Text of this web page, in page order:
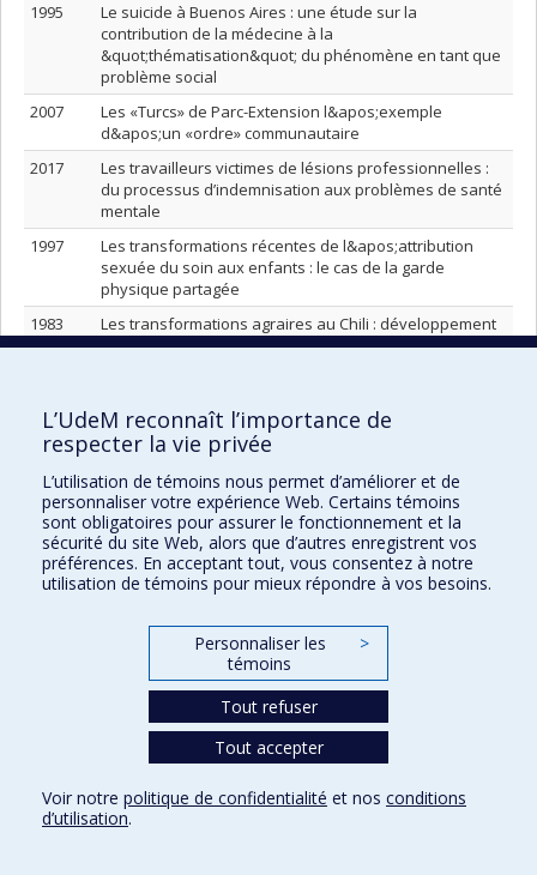
1995
Le suicide à Buenos Aires : une étude sur la
contribution de la médecine à la
&quot;thématisation&quot; du phénomène en tant que
problème social
2007
Les «Turcs» de Parc-Extension l&apos;exemple
d&apos;un «ordre» communautaire
2017
Les travailleurs victimes de lésions professionnelles :
du processus d’indemnisation aux problèmes de santé
mentale
1997
Les transformations récentes de l&apos;attribution
sexuée du soin aux enfants : le cas de la garde
physique partagée
1983
Les transformations agraires au Chili : développement
capitaliste ou marginalisation
discussion
2004
Les sondages électoraux français de 2002 : influence
de la méthodologie sur la qualité des estimations
2011
Les solidarités familiales à l’épreuve de la migration :
enquête auprès de couples de Marocains à Montréal
2025
Les secrétaires médicales travaillant dans les cliniques
médicales québécoises : « Jongler » entre les patients et
Les sages-femmes en France : analyse sociologique
d&apos;un profession médicale à compétence limitée
Les représentations sociales et les imaginaires sociaux
de la nouvelle génétique humaine tels que perçus à
travers les différents niveaux de la vulgarisation
scientifique écrite
2008
Les représentations sociales du politique: une analyse
sémantique de l&apos;idéologie nationale fédéraliste
L’UdeM reconnaît l’importance de
respecter la vie privée
L’utilisation de témoins nous permet d’améliorer et de
personnaliser votre expérience Web. Certains témoins
sont obligatoires pour assurer le fonctionnement et la
sécurité du site Web, alors que d’autres enregistrent vos
préférences. En acceptant tout, vous consentez à notre
utilisation de témoins pour mieux répondre à vos besoins.
Personnaliser les
témoins
>
Tout refuser
Tout accepter
Voir notre politique de confidentialité et nos conditions
d’utilisation.